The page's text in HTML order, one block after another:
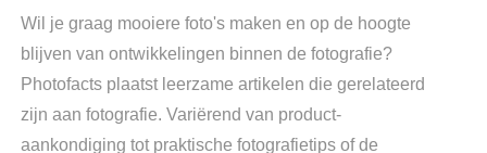
Wil je graag mooiere foto's maken en op de hoogte
blijven van ontwikkelingen binnen de fotografie?
Photofacts plaatst leerzame artikelen die gerelateerd
zijn aan fotografie. Variërend van product-
aankondiging tot praktische fotografietips of de